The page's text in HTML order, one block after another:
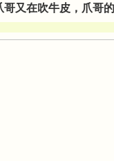
哥又在吹牛皮，爪哥